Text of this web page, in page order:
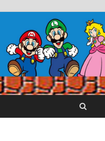
tải phần mềm nhanh và miễn phí